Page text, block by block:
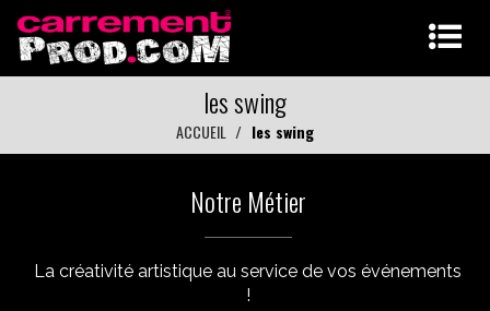
les swing
ACCUEIL les swing
Notre Métier
La créativité artistique au service de vos événements
!